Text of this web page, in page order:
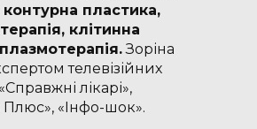
контурна пластика,
клітинна
Зоріна
телевізійних
лікарі»,
Плюс», «Інфо-шок».